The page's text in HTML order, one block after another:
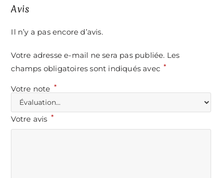
Avis
Il n’y a pas encore d’avis.
Votre adresse e-mail ne sera pas publiée. Les
champs obligatoires sont indiqués avec *
Votre note *
Votre avis *